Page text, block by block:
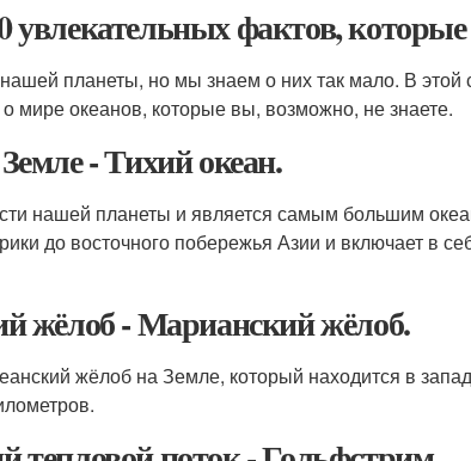
фактов, которые
планеты, но мы знаем о них так мало. В этой
мире океанов, которые вы, возможно, не знаете.
- Тихий океан.
нашей планеты и является самым большим
до восточного побережья Азии и включает в
жёлоб - Марианский жёлоб.
жёлоб на Земле, который находится в